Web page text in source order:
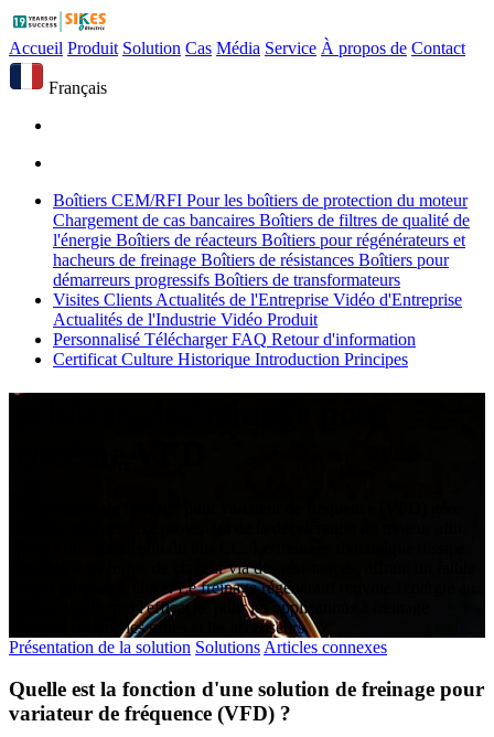
Accueil Produit Solution Cas Média Service À propos de Contact
Français
Boîtiers CEM/RFI Pour les boîtiers de protection du moteur
Chargement de cas bancaires Boîtiers de filtres de qualité de
l'énergie Boîtiers de réacteurs Boîtiers pour régénérateurs et
hacheurs de freinage Boîtiers de résistances Boîtiers pour
démarreurs progressifs Boîtiers de transformateurs
Visites Clients Actualités de l'Entreprise Vidéo d'Entreprise
Actualités de l'Industrie Vidéo Produit
Personnalisé Télécharger FAQ Retour d'information
Certificat Culture Historique Introduction Principes
l'énergie sous forme de chaleur via des résistances, offrant un faible
coût et un couple élevé. Le freinage régénératif renvoie l'énergie au
réseau, améliorant l'efficacité pour les applications à freinage
fréquent comme les grues et les ascenseurs.
Présentation de la solution Solutions Articles connexes
Quelle est la fonction d'une solution de freinage pour
variateur de fréquence (VFD) ?